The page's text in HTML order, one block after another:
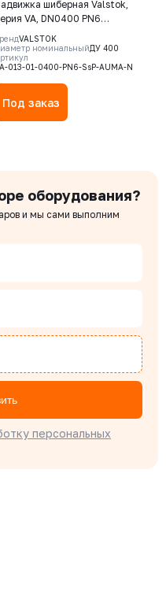
шиберная Valstok,
VA, DN0400 PN6
шток, корпус GJS-
15 (GGG40), нож AISI 304,
Электропривод AUMA SA
VALSTOK
номинальныйДУ 400
013-01-0400-PN6-SsP-AUMA-N
Под заказ
оборудования?
и мы сами выполним
персональных